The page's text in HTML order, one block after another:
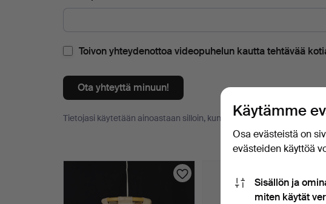
Toivon yhteydenottoa videopuhelun kautta tehtävää
Ota yhteyttä minuun!
Tietojasi käytetään ainoastaan silloin, kun sinuun otetaan yhteyttä
Käytämme
Osa evästeistä on
evästeiden käyttöä
Sisällön ja
miten käytät